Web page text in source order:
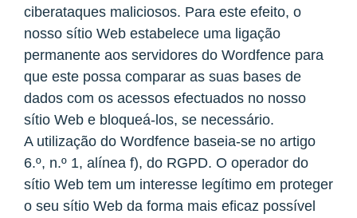
ciberataques maliciosos. Para este efeito, o
nosso sítio Web estabelece uma ligação
permanente aos servidores do Wordfence para
que este possa comparar as suas bases de
dados com os acessos efectuados no nosso
sítio Web e bloqueá-los, se necessário.
A utilização do Wordfence baseia-se no artigo
6.º, n.º 1, alínea f), do RGPD. O operador do
sítio Web tem um interesse legítimo em proteger
o seu sítio Web da forma mais eficaz possível